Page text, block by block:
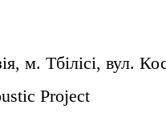
м. Тбілісі, вул.
Project